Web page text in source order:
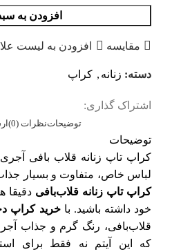
افزودن به
مقایسه افزودن به لیست
دسته: زنانه , کراپ
اشتراک گذاری:
توضیحاتنظرات (0)
توضیحات
لباس خاص، متفاوت و بسیار
کراپ تاپ زنانه قلاب‌بافی دقیقا
خود داشته باشید. باخرید کراپ
قلاب‌بافی، رنگ گرم و جذاب
که این آیتم نه فقط برای